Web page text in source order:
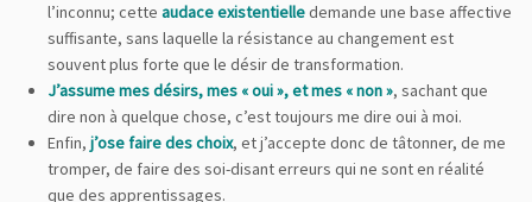
l’inconnu; cette audace existentielledemande une base affective
suffisante, sans laquelle la résistance au changement est
souvent plus forte que le désir de transformation.
J’assume mes désirs, mes « oui », et mes « non », sachant que
dire non à quelque chose, c’est toujours me dire oui à moi.
Enfin, j’ose faire des choix, et j’accepte donc de tâtonner, de me
tromper, de faire des soi-disant erreurs qui ne sont en réalité
que des apprentissages.